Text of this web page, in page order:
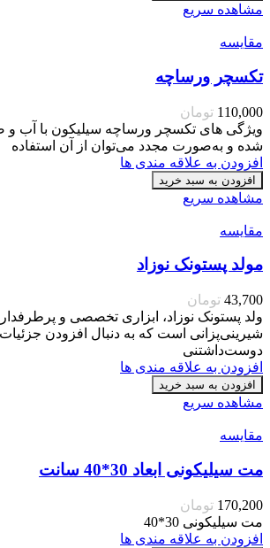
مشاهده سریع
مقایسه
تکسچر ورساچه
110,000 تومان
ویژگی های تکسچر ورساچه سیلیکون با آب و
شده و به‌صورت مجدد می‌توان از آن استفاده
افزودن به علاقه مندی ها
افزودن به سبد خرید
مشاهده سریع
مقایسه
مولد پستونک نوزاد
43,700 تومان
ولد پستونک نوزاد، ابزاری تخصصی و پرطرفدار
شیرینی‌پزانی است که به دنبال افزودن
دوست‌داشتنی
افزودن به علاقه مندی ها
افزودن به سبد خرید
مشاهده سریع
مقایسه
مت سیلیکونی ابعاد 30*40 سانت
170,200 تومان
مت سیلیکونی 30*40
افزودن به علاقه مندی ها